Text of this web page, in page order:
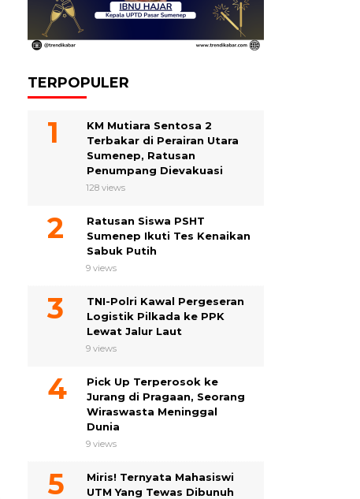
TERPOPULER
KM Mutiara Sentosa 2
Terbakar di Perairan Utara
Sumenep, Ratusan
Penumpang Dievakuasi
128 views
Ratusan Siswa PSHT
Sumenep Ikuti Tes Kenaikan
Sabuk Putih
9 views
TNI-Polri Kawal Pergeseran
Logistik Pilkada ke PPK
Lewat Jalur Laut
9 views
Pick Up Terperosok ke
Jurang di Pragaan, Seorang
Wiraswasta Meninggal
Dunia
9 views
Miris! Ternyata Mahasiswi
UTM Yang Tewas Dibunuh